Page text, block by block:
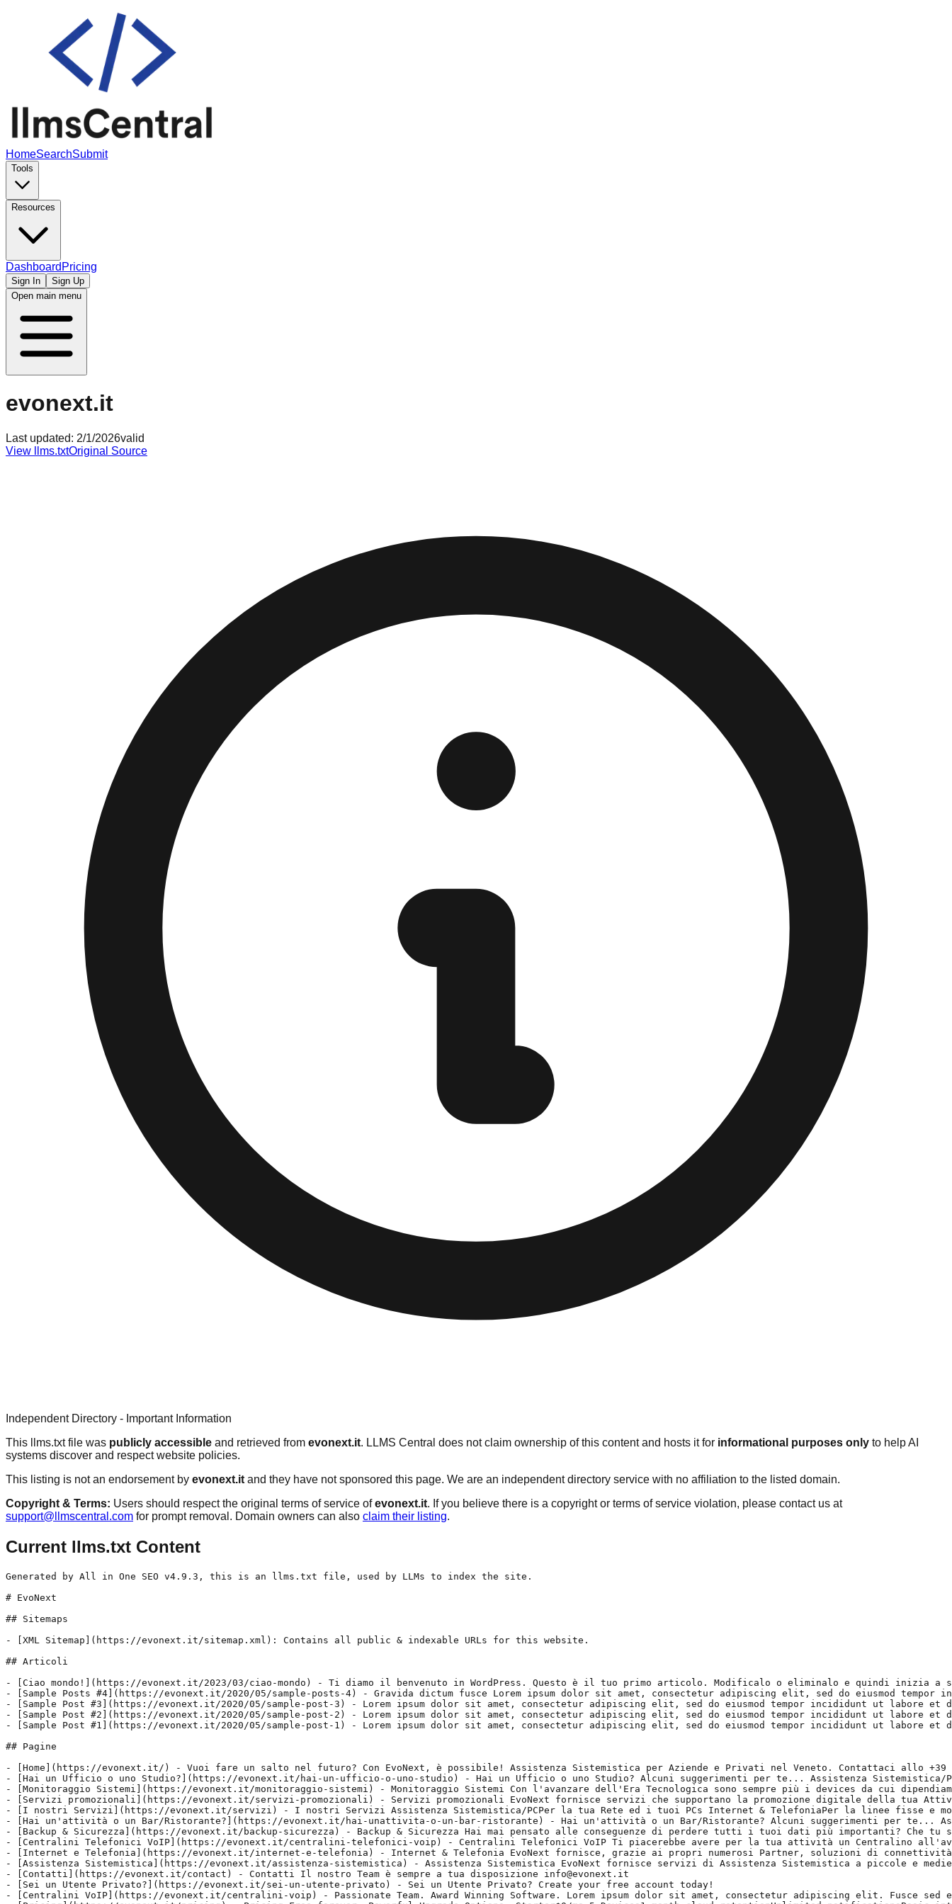
HomeSearchSubmit
Tools
Resources
Dashboard Pricing
Sign In
Sign Up
Open main menu
evonext.it
Last updated: 2/1/2026valid
View llms.txtOriginal Source
Independent Directory - Important Information
This llms.txt file was publicly accessible and retrieved from evonext.it. LLMS Central does not claim ownership of this content and hosts it for informational purposes only to help AI
systems discover and respect website policies.
This listing is not an endorsement by evonext.it and they have not sponsored this page. We are an independent directory service with no affiliation to the listed domain.
Copyright & Terms: Users should respect the original terms of service ofevonext.it. If you believe there is a copyright or terms of service violation, please contact us at
support@llmscentral.com for prompt removal. Domain owners can also claim their listing.
Current llms.txt Content
Generated by All in One SEO v4.9.3, this is an llms.txt file, used by LLMs to index the site.
# EvoNext
## Sitemaps
- [XML Sitemap](https://evonext.it/sitemap.xml): Contains all public & indexable URLs for this website.
## Articoli
- [Ciao mondo!](https://evonext.it/2023/03/ciao-mondo) - Ti diamo il benvenuto in WordPress. Questo è il tuo primo articolo. Modificalo o eliminalo e quindi inizia a
- [Sample Posts #4](https://evonext.it/2020/05/sample-posts-4) - Gravida dictum fusce Lorem ipsum dolor sit amet, consectetur adipiscing elit, sed do eiusmod
- [Sample Post #3](https://evonext.it/2020/05/sample-post-3) - Lorem ipsum dolor sit amet, consectetur adipiscing elit, sed do eiusmod tempor incididunt ut labore et
- [Sample Post #2](https://evonext.it/2020/05/sample-post-2) - Lorem ipsum dolor sit amet, consectetur adipiscing elit, sed do eiusmod tempor incididunt ut labore et
- [Sample Post #1](https://evonext.it/2020/05/sample-post-1) - Lorem ipsum dolor sit amet, consectetur adipiscing elit, sed do eiusmod tempor incididunt ut labore et
## Pagine
- [Home](https://evonext.it/) - Vuoi fare un salto nel futuro? Con EvoNext, è possibile! Assistenza Sistemistica per Aziende e Privati nel Veneto. Contattaci allo +39
- [Hai un Ufficio o uno Studio?](https://evonext.it/hai-un-ufficio-o-uno-studio) - Hai un Ufficio o uno Studio? Alcuni suggerimenti per te... Assistenza
- [Monitoraggio Sistemi](https://evonext.it/monitoraggio-sistemi) - Monitoraggio Sistemi Con l'avanzare dell'Era Tecnologica sono sempre più i devices da cui
- [Servizi promozionali](https://evonext.it/servizi-promozionali) - Servizi promozionali EvoNext fornisce servizi che supportano la promozione digitale della tua
- [I nostri Servizi](https://evonext.it/servizi) - I nostri Servizi Assistenza Sistemistica/PCPer la tua Rete ed i tuoi PCs Internet & TelefoniaPer la linee fisse e
- [Hai un'attività o un Bar/Ristorante?](https://evonext.it/hai-unattivita-o-un-bar-ristorante) - Hai un'attività o un Bar/Ristorante? Alcuni suggerimenti per te...
- [Backup & Sicurezza](https://evonext.it/backup-sicurezza) - Backup & Sicurezza Hai mai pensato alle conseguenze di perdere tutti i tuoi dati più importanti?
- [Centralini Telefonici VoIP](https://evonext.it/centralini-telefonici-voip) - Centralini Telefonici VoIP Ti piacerebbe avere per la tua attività un Centralino
- [Internet e Telefonia](https://evonext.it/internet-e-telefonia) - Internet & Telefonia EvoNext fornisce, grazie ai propri numerosi Partner, soluzioni di connettività per
- [Assistenza Sistemistica](https://evonext.it/assistenza-sistemistica) - Assistenza Sistemistica EvoNext fornisce servizi di Assistenza Sistemistica a piccole e
- [Contatti](https://evonext.it/contact) - Contatti Il nostro Team è sempre a tua disposizione info@evonext.it
- [Sei un Utente Privato?](https://evonext.it/sei-un-utente-privato) - Sei un Utente Privato? Create your free account today!
- [Centralini VoIP](https://evonext.it/centralini-voip) - Passionate Team. Award Winning Software. Lorem ipsum dolor sit amet, consectetur adipiscing elit.